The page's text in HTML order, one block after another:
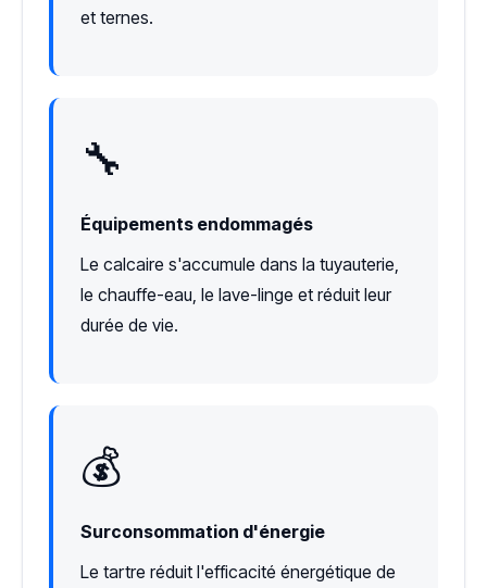
et ternes.
🔧
Équipements endommagés
Le calcaire s'accumule dans la tuyauterie,
le chauffe-eau, le lave-linge et réduit leur
durée de vie.
💰
Surconsommation d'énergie
Le tartre réduit l'efficacité énergétique de